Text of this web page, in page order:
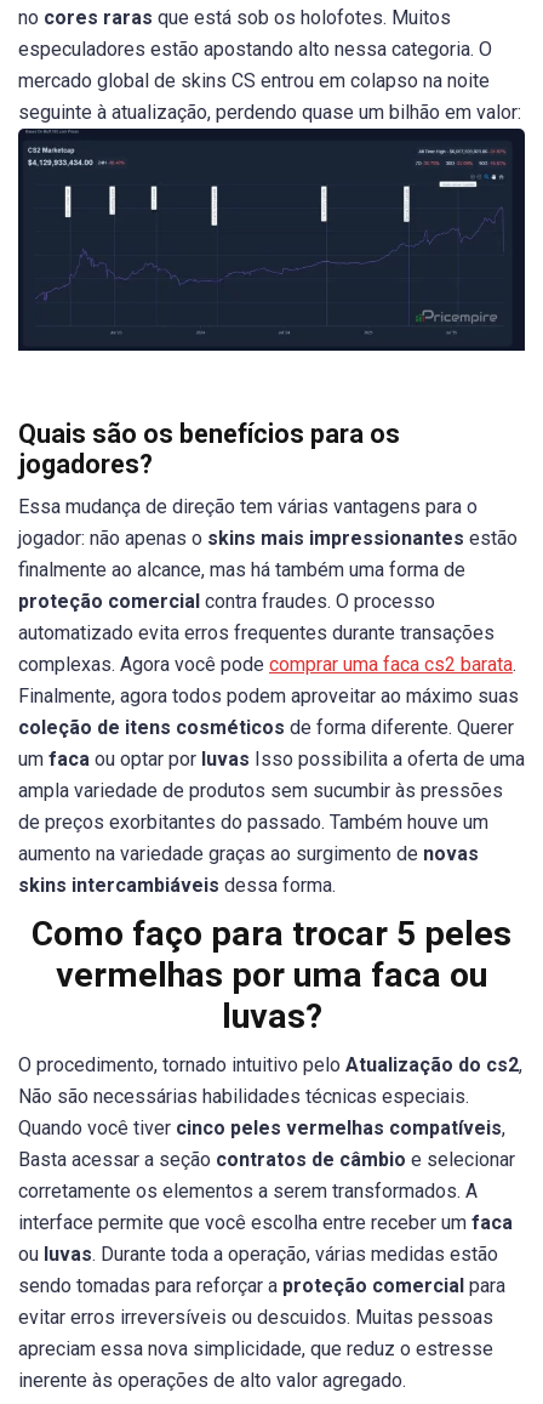
no cores raras que está sob os holofotes. Muitos
especuladores estão apostando alto nessa categoria. O
mercado global de skins CS entrou em colapso na noite
seguinte à atualização, perdendo quase um bilhão em valor:
Quais são os benefícios para os
jogadores?
Essa mudança de direção tem várias vantagens para o
jogador: não apenas o skins mais impressionantes estão
finalmente ao alcance, mas há também uma forma de
proteção comercial contra fraudes. O processo
automatizado evita erros frequentes durante transações
complexas. Agora você pode comprar uma faca cs2 barata.
Finalmente, agora todos podem aproveitar ao máximo suas
coleção de itens cosméticos de forma diferente. Querer
um faca ou optar por luvas Isso possibilita a oferta de uma
ampla variedade de produtos sem sucumbir às pressões
de preços exorbitantes do passado. Também houve um
aumento na variedade graças ao surgimento de novas
skins intercambiáveis dessa forma.
Como faço para trocar 5 peles
vermelhas por uma faca ou
luvas?
O procedimento, tornado intuitivo pelo Atualização do cs2,
Não são necessárias habilidades técnicas especiais.
Quando você tiver cinco peles vermelhas compatíveis,
Basta acessar a seção contratos de câmbio e selecionar
corretamente os elementos a serem transformados. A
interface permite que você escolha entre receber um faca
ou luvas. Durante toda a operação, várias medidas estão
sendo tomadas para reforçar a proteção comercial para
evitar erros irreversíveis ou descuidos. Muitas pessoas
apreciam essa nova simplicidade, que reduz o estresse
inerente às operações de alto valor agregado.